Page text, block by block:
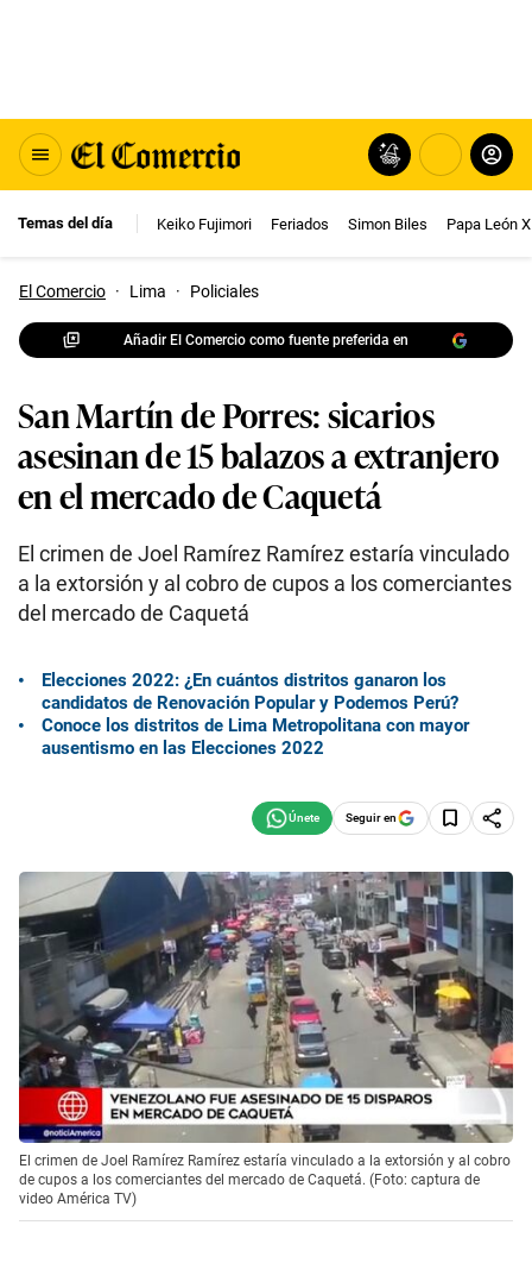
Temas del día Keiko Fujimori Feriados Simon Biles Papa León
El Comercio · Lima · Policiales
Añadir El Comercio como fuente preferida en
San Martín de Porres: sicarios
asesinan de 15 balazos a extranjero
en el mercado de Caquetá
El crimen de Joel Ramírez Ramírez estaría vinculado
a la extorsión y al cobro de cupos a los comerciantes
del mercado de Caquetá
Elecciones 2022: ¿En cuántos distritos ganaron los
candidatos de Renovación Popular y Podemos Perú?
Conoce los distritos de Lima Metropolitana con mayor
ausentismo en las Elecciones 2022
Seguir en
El crimen de Joel Ramírez Ramírez estaría vinculado a la extorsión y al cobro
de cupos a los comerciantes del mercado de Caquetá. (Foto: captura de
video América TV)